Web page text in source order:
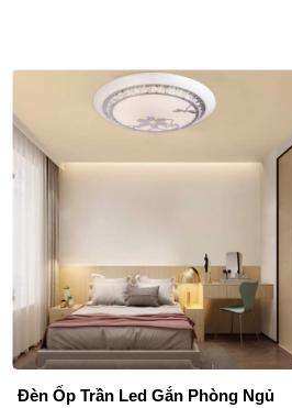
Đèn Mâm Áp Trần Led 3 Chế Độ Màu